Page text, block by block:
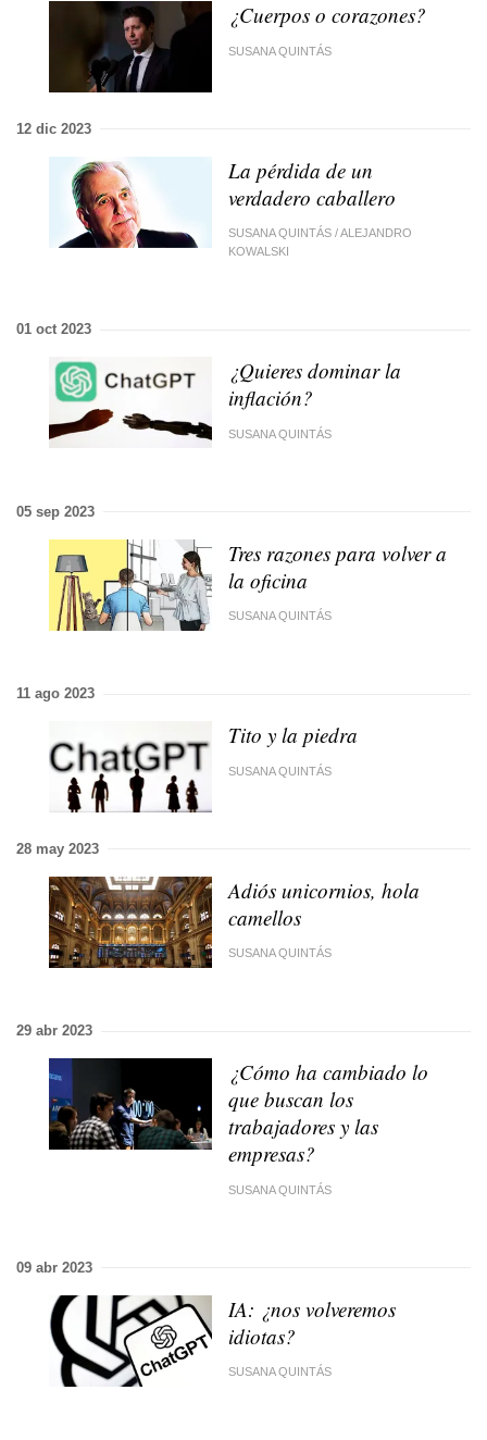
¿Cuerpos o corazones?
SUSANA QUINTÁS
12 dic 2023
La pérdida de un
verdadero caballero
SUSANA QUINTÁS /ALEJANDRO
KOWALSKI
01 oct 2023
¿Quieres dominar la
inflación?
SUSANA QUINTÁS
05 sep 2023
Tres razones para volver a
la oficina
SUSANA QUINTÁS
11 ago 2023
Tito y la piedra
SUSANA QUINTÁS
28 may 2023
Adiós unicornios, hola
camellos
SUSANA QUINTÁS
29 abr 2023
¿Cómo ha cambiado lo
que buscan los
trabajadores y las
empresas?
SUSANA QUINTÁS
09 abr 2023
IA: ¿nos volveremos
idiotas?
SUSANA QUINTÁS